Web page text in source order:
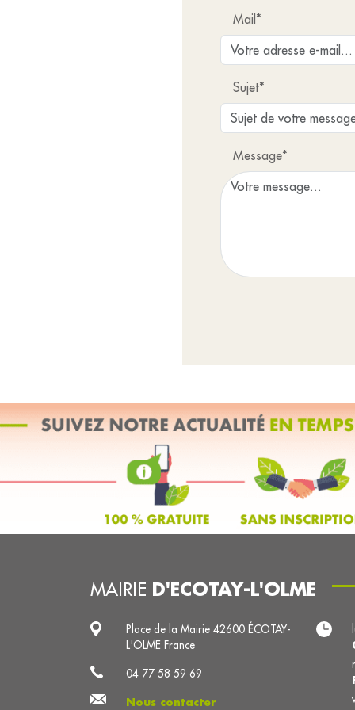
Mail*
Sujet*
Message*
MAIRIE D'ECOTAY-L'OLME
Place de la Mairie 42600 ÉCOTAY-
L'OLME France
04 77 58 59 69
Nous contacter